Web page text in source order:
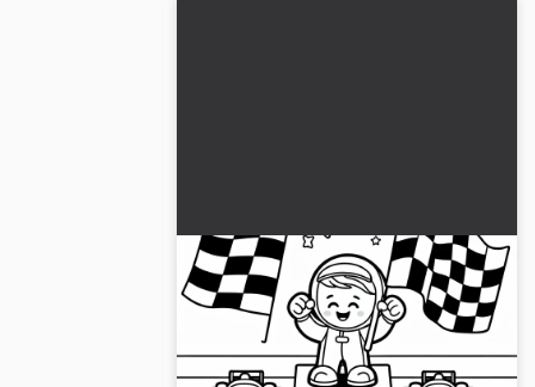
Kilpa-autolelu värityskuva
ilmaiseksi ladattavaksi
Suunnittele oma leluautosi ilmaisella
värityskuvallamme. Lataa se nyt ja aloita